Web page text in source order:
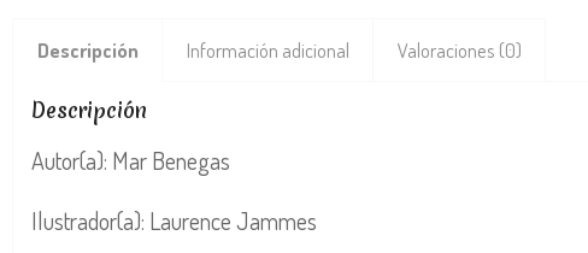
Descripción Información adicional Valoraciones (0)
Descripción
Autor(a): Mar Benegas
Ilustrador(a): Laurence Jammes